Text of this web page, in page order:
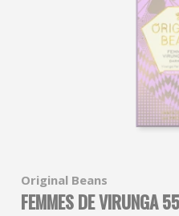
Original Beans
FEMMES DE VIRUNGA